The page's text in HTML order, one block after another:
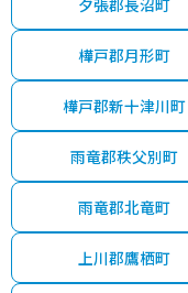
樺戸郡月形町
樺戸郡新十津川町
雨竜郡秩父別町
雨竜郡北竜町
上川郡鷹栖町